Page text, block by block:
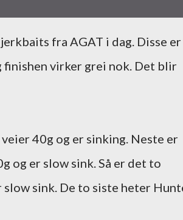
finishen virker grei nok. Det blir
40g og er sinking. Neste er
og er slow sink. Så er det to
slow sink. De to siste heter